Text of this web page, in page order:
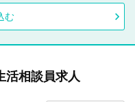
む
活相談員求人